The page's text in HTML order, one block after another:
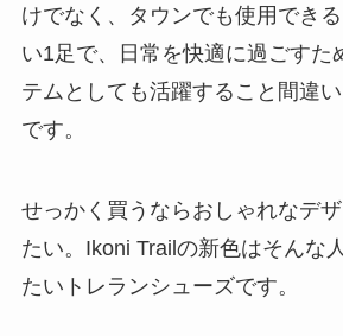
けでなく、タウンでも使用でき
い1足で、日常を快適に過ごすた
テムとしても活躍すること間違
です。
せっかく買うならおしゃれなデ
たい。Ikoni Trailの新色はそんな
たいトレランシューズです。